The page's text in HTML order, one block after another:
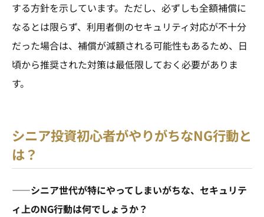
する方針を示しています。ただし、必ずしも全額補償に
なるとは限らず、利用者側のセキュリティ対応が不十分
だった場合は、補償が減額される可能性もあるため、日
頃から推奨された対策は最低限しておく必要がありま
す。
シニア投資初心者がやりがちなNG行動と
は？
――シニア世代が特にやってしまいがちな、セキュリテ
ィ上のNG行動は何でしょうか？